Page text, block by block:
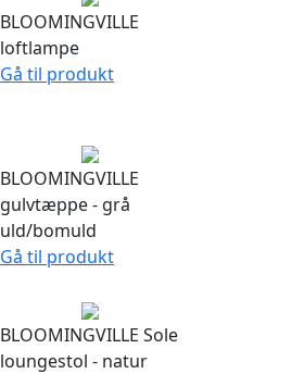
BLOOMINGVILLE
loftlampe
Gå til produkt
BLOOMINGVILLE
gulvtæppe - grå
uld/bomuld
Gå til produkt
BLOOMINGVILLE Sole
loungestol - natur